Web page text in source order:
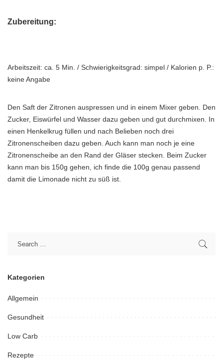
Zubereitung:
Arbeitszeit: ca. 5 Min. / Schwierigkeitsgrad: simpel / Kalorien p. P.:
keine Angabe
Den Saft der Zitronen auspressen und in einem Mixer geben. Den
Zucker, Eiswürfel und Wasser dazu geben und gut durchmixen. In
einen Henkelkrug füllen und nach Belieben noch drei
Zitronenscheiben dazu geben. Auch kann man noch je eine
Zitronenscheibe an den Rand der Gläser stecken. Beim Zucker
kann man bis 150g gehen, ich finde die 100g genau passend
damit die Limonade nicht zu süß ist.
Kategorien
Allgemein
Gesundheit
Low Carb
Rezepte